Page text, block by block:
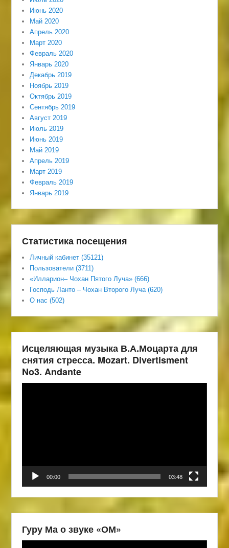
Июнь 2020
Май 2020
Апрель 2020
Март 2020
Февраль 2020
Январь 2020
Декабрь 2019
Ноябрь 2019
Октябрь 2019
Сентябрь 2019
Август 2019
Июль 2019
Июнь 2019
Май 2019
Апрель 2019
Март 2019
Февраль 2019
Январь 2019
Статистика посещения
Личный кабинет (35121)
Пользователи (3711)
«Илларион– Чохан Пятого Луча» (666)
Господь Ланто – Чохан Второго Луча (620)
О нас (502)
Исцеляющая музыка В.А.Моцарта для
снятия стресса. Mozart. Divertisment
No3. Andante
00:00 03:48
Гуру Ма о звуке «ОМ»